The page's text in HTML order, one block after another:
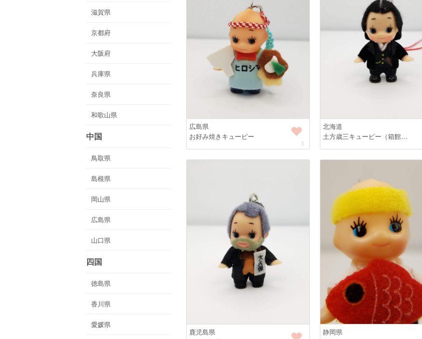
滋賀県
京都府
大阪府
兵庫県
奈良県
和歌山県
中国
鳥取県
島根県
岡山県
広島県
山口県
四国
徳島県
香川県
愛媛県
広島県
お好み焼きキューピー
1
北海道
土方歳三キューピー（箱館…
鹿児島県
静岡県